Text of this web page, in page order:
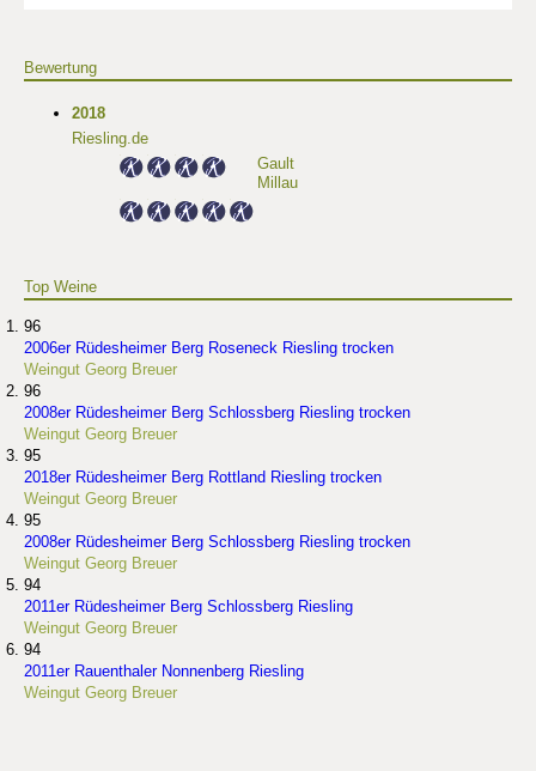
Bewertung
2018
Riesling.de
Gault
Millau
Top Weine
96
2006er Rüdesheimer Berg Roseneck Riesling trocken
Weingut Georg Breuer
96
2008er Rüdesheimer Berg Schlossberg Riesling trocken
Weingut Georg Breuer
95
2018er Rüdesheimer Berg Rottland Riesling trocken
Weingut Georg Breuer
95
2008er Rüdesheimer Berg Schlossberg Riesling trocken
Weingut Georg Breuer
94
2011er Rüdesheimer Berg Schlossberg Riesling
Weingut Georg Breuer
94
2011er Rauenthaler Nonnenberg Riesling
Weingut Georg Breuer